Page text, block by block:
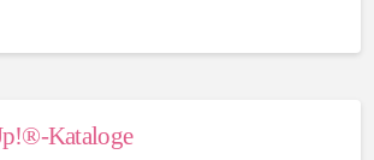
Kataloge